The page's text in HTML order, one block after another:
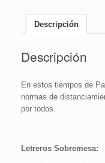
Alcohol
|
cantidad
Descripción
Descripción
En estos tiempos de
normas de
por todos.
Letreros Sobremesa: